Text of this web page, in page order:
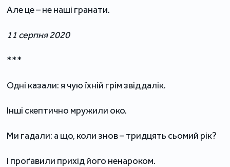
Але це – не наші гранати.
11 серпня 2020
***
Одні казали: я чую їхній грім звіддалік.
Інші скептично мружили око.
Ми гадали: а що, коли знов – тридцять сьомий рік?
І проґавили прихід його ненароком.